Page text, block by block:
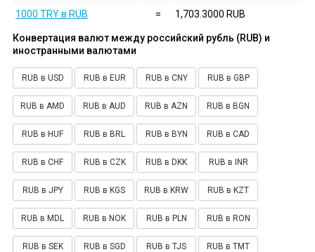
1000 TRY в RUB
= 1,703.3000 RUB
Конвертация валют между российский рубль (RUB) и
иностранными валютами
RUB в USD RUB в EUR RUB в CNY RUB в GBP
RUB в AMD RUB в AUD RUB в AZN RUB в BGN
RUB в HUF RUB в BRL RUB в BYN RUB в CAD
RUB в CHF RUB в CZK RUB в DKK RUB в INR
RUB в JPY RUB в KGS RUB в KRW RUB в KZT
RUB в MDL RUB в NOK RUB в PLN RUB в RON
RUB в SEK RUB в SGD RUB в TJS RUB в TMT